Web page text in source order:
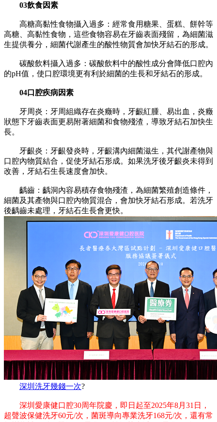
03飲食因素
高糖高黏性食物攝入過多：經常食用糖果、蛋糕、餅幹等
高糖、高黏性食物，這些食物容易在牙齒表面殘留，為細菌滋
生提供養分，細菌代謝產生的酸性物質會加快牙結石的形成。
碳酸飲料攝入過多：碳酸飲料中的酸性成分會降低口腔內
的pH值，使口腔環境更有利於細菌的生長和牙結石的形成。
04口腔疾病因素
牙周炎：牙周組織存在炎癥時，牙齦紅腫、易出血，炎癥
狀態下牙齒表面更易附著細菌和食物殘渣，導致牙結石加快生
長。
牙齦炎：牙齦發炎時，牙齦溝內細菌滋生，其代謝產物與
口腔內物質結合，促使牙結石形成。如果洗牙後牙齦炎未得到
改善，牙結石生長速度會加快。
齲齒：齲洞內容易積存食物殘渣，為細菌繁殖創造條件，
細菌及其產物與口腔內物質混合，會加快牙結石形成。若洗牙
後齲齒未處理，牙結石生長會更快。
深圳洗牙幾錢一次?
深圳愛康健口腔30周年院慶，即日起至2025年8月31日，
超聲波保健洗牙60元/次，菌斑導向專業洗牙168元/次，還有常